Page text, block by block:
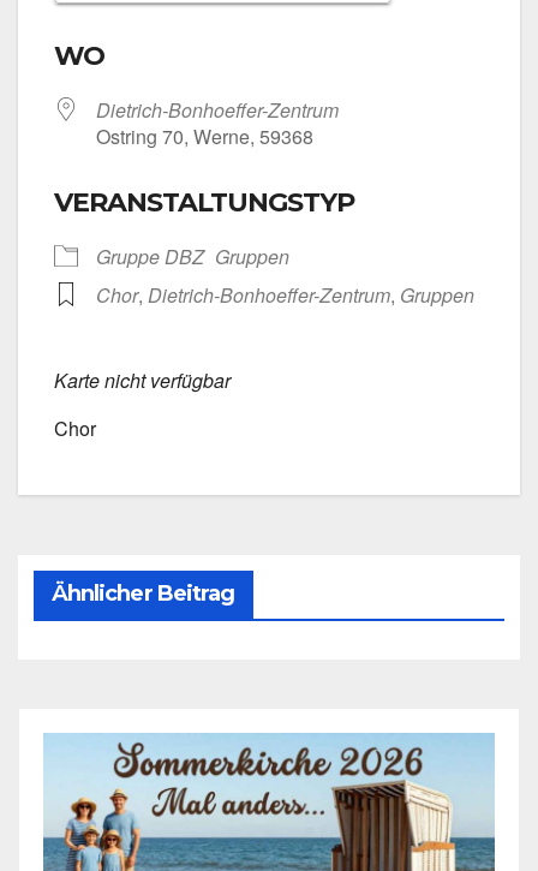
WO
Dietrich-Bonhoeffer-Zentrum
Ost­ring 70, Wer­ne, 59368
VERANSTALTUNGSTYP
Grup­pe DBZ Grup­pen
Chor, Dietrich-Bonhoeffer-Zentrum, Grup­pen
Kar­te nicht ver­füg­bar
Chor
Ähnlicher Beitrag